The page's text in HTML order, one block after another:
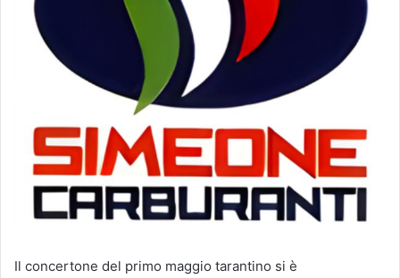
Il concertone del primo maggio tarantino si è